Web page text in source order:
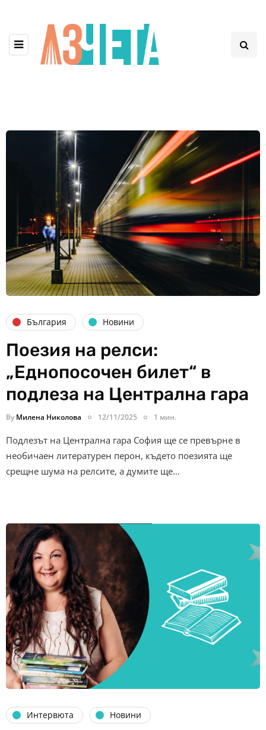
България Новини
Поезия на релси:
„Еднопосочен билет“ в
подлеза на Централна гара
By Милена Николова 12/11/2025 1 мин.
Подлезът на Централна гара София ще се превърне в
необичаен литературен перон, където поезията ще
срещне шума на релсите, а думите ще…
Интервюта Новини